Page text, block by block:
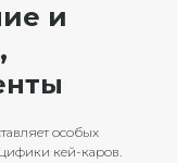
и
особых
кей-каров.